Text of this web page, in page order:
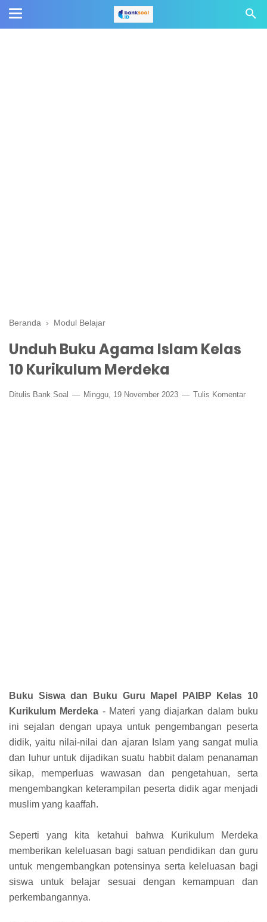
Beranda › Modul Belajar
Unduh Buku Agama Islam Kelas
10 Kurikulum Merdeka
Ditulis Bank Soal Minggu, 19 November 2023 Tulis Komentar
Buku Siswa dan Buku Guru Mapel PAIBP Kelas 10
Kurikulum Merdeka - Materi yang diajarkan dalam buku
ini sejalan dengan upaya untuk pengembangan peserta
didik, yaitu nilai-nilai dan ajaran Islam yang sangat mulia
dan luhur untuk dijadikan suatu habbit dalam penanaman
sikap, memperluas wawasan dan pengetahuan, serta
mengembangkan keterampilan peserta didik agar menjadi
muslim yang kaaffah.
Seperti yang kita ketahui bahwa Kurikulum Merdeka
memberikan keleluasan bagi satuan pendidikan dan guru
untuk mengembangkan potensinya serta keleluasan bagi
siswa untuk belajar sesuai dengan kemampuan dan
perkembangannya.